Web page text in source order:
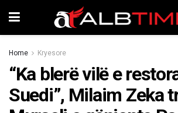
Home Kryesore
“Ka blerë vilë e
Suedi”, Milaim Zeka